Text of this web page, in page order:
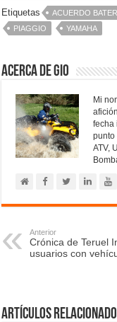
Etiquetas ACUERDO
PIAGGIO
YAMAHA
Acerca de Gio
Mi
fecha
punto
ATV,
Anterior
Crónica de Teruel
usuarios con
Artículos